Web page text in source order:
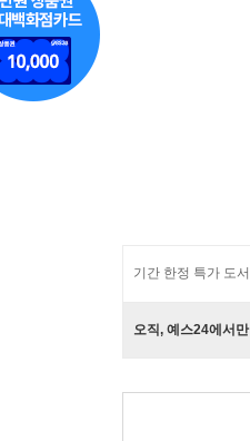
기간 한정 특가 도서
오직, 예스24에서만